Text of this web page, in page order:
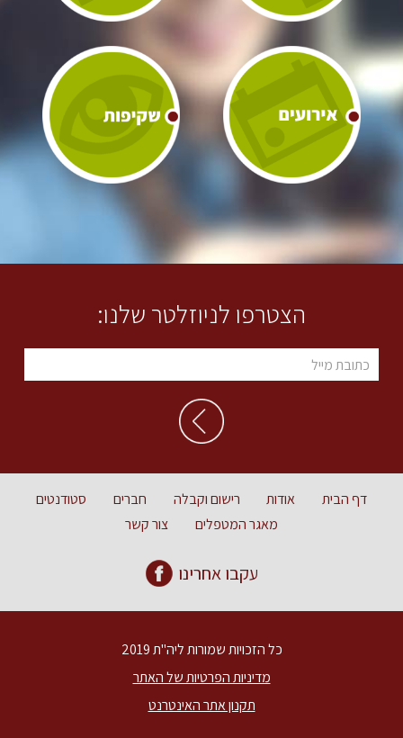
הצטרפו לניוזלטר שלנו:
דף הבית אודות רישום וקבלה חברים
סטודנטים
מאגר המטפלים
צור קשר
עקבו אחרינו
כל הזכויות שמורות ליה"ת 2019
מדיניות הפרטיות של האתר
תקנון אתר האינטרנט